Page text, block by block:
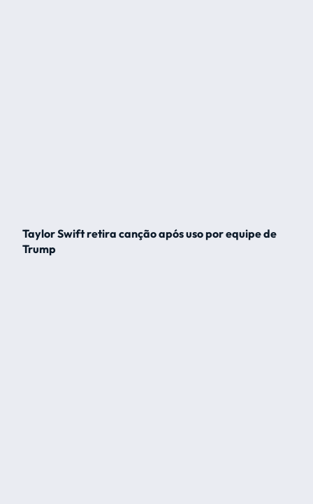
Taylor Swift retira canção após uso por equipe de
Trump